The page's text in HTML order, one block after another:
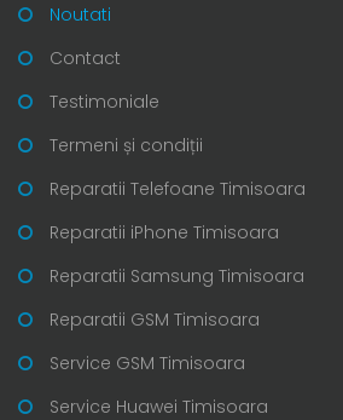
Noutati
Contact
Testimoniale
Termeni și condiții
Reparatii Telefoane Timisoara
Reparatii iPhone Timisoara
Reparatii Samsung Timisoara
Reparatii GSM Timisoara
Service GSM Timisoara
Service Huawei Timisoara